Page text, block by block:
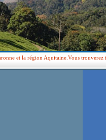
et la région Aquitaine.Vous